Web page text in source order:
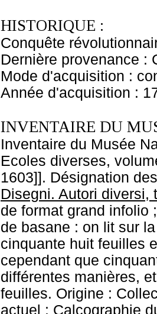
HISTORIQUE :
Conquête
Dernière provenance :
Mode d'acquisition :
Année d'acquisition :
INVENTAIRE DU
Inventaire du Musée
Ecoles diverses,
1603]]. Désignation
Disegni. Autori diversi,
de format grand infolio
de basane : on lit sur
cinquante huit feuilles
cependant que
différentes manières,
feuilles. Origine :
actuel : Calcographie